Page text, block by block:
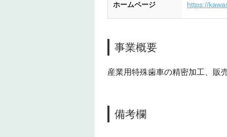
ホームページ https://
事業概要
産業用特殊歯車の精密加工、販
備考欄